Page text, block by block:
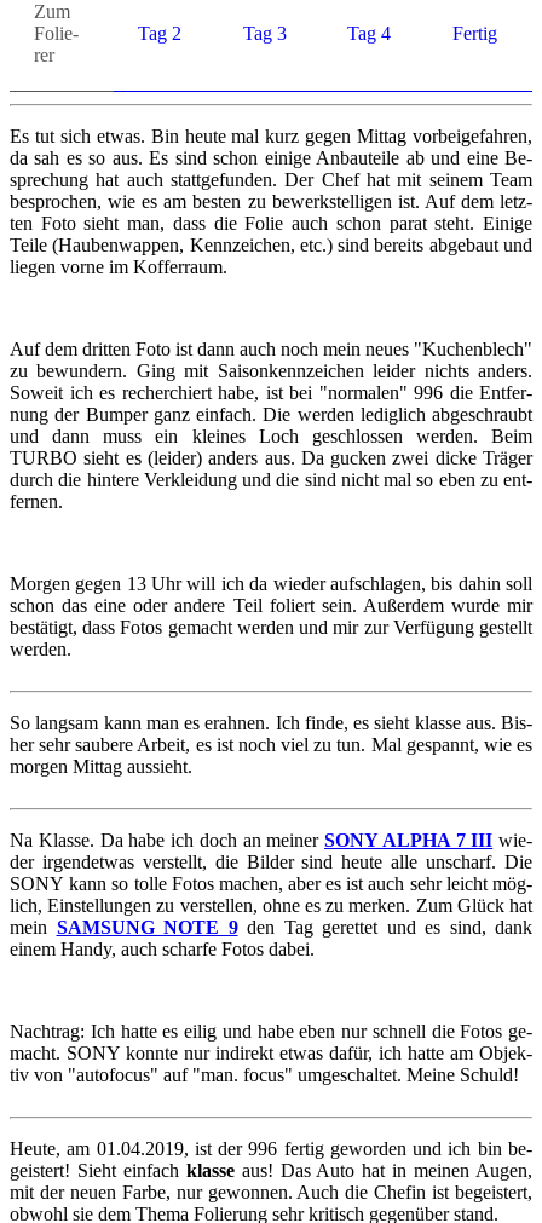
Zum
Fo­lie­
rer
Tag 2 Tag 3 Tag 4 Fer­tig
Es tut sich etwas. Bin heute mal kurz gegen Mit­tag vor­bei­ge­fah­ren,
da sah es so aus. Es sind schon ei­ni­ge An­bau­tei­le ab und eine Be­
spre­chung hat auch statt­ge­fun­den. Der Chef hat mit sei­nem Team
be­spro­chen, wie es am bes­ten zu be­werk­stel­li­gen ist. Auf dem letz­
ten Foto sieht man, dass die Folie auch schon parat steht. Ei­ni­ge
Teile (Hau­ben­wap­pen, Kenn­zei­chen, etc.) sind be­reits ab­ge­baut und
lie­gen vorne im Kof­fer­raum.
Auf dem drit­ten Foto ist dann auch noch mein neues "Ku­chen­blech"
zu be­wun­dern. Ging mit Sai­son­kenn­zei­chen lei­der nichts an­ders.
So­weit ich es re­cher­chiert habe, ist bei "nor­ma­len" 996 die Ent­fer­
nung der Bum­per ganz ein­fach. Die wer­den le­dig­lich ab­ge­schraubt
und dann muss ein klei­nes Loch ge­schlos­sen wer­den. Beim
TURBO sieht es (lei­der) an­ders aus. Da gu­cken zwei dicke Trä­ger
durch die hin­te­re Ver­klei­dung und die sind nicht mal so eben zu ent­
fer­nen.
Mor­gen gegen 13 Uhr will ich da wie­der auf­schla­gen, bis dahin soll
schon das eine oder an­de­re Teil fo­liert sein. Au­ßer­dem wurde mir
be­stä­tigt, dass Fotos ge­macht wer­den und mir zur Ver­fü­gung ge­stellt
wer­den.
So lang­sam kann man es er­ah­nen. Ich finde, es sieht klas­se aus. Bis­
her sehr sau­be­re Ar­beit, es ist noch viel zu tun. Mal ge­spannt, wie es
mor­gen Mit­tag aus­sieht.
Na Klas­se. Da habe ich doch an mei­ner SONY ALPHA 7 III wie­
der ir­gend­et­was ver­stellt, die Bil­der sind heute alle un­scharf. Die
SONY kann so tolle Fotos ma­chen, aber es ist auch sehr leicht mög­
lich, Ein­stel­lun­gen zu ver­stel­len, ohne es zu mer­ken. Zum Glück hat
mein SAM­SUNG NOTE 9den Tag ge­ret­tet und es sind, dank
einem Handy, auch schar­fe Fotos dabei.
Nach­trag: Ich hatte es eilig und habe eben nur schnell die Fotos ge­
macht. SONY konn­te nur in­di­rekt etwas dafür, ich hatte am Ob­jek­
tiv von "au­to­fo­cus" auf "man. focus" um­ge­schal­tet. Meine Schuld!
Heute, am 01.04.2019, ist der 996 fer­tig ge­wor­den und ich bin be­
geis­tert! Sieht ein­fach klas­seaus! Das Auto hat in mei­nen Augen,
mit der neuen Farbe, nur ge­won­nen. Auch die Che­fin ist be­geis­tert,
ob­wohl sie dem Thema Fo­lie­rung sehr kri­tisch ge­gen­über stand.